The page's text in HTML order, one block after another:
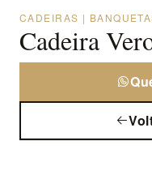
CADEIRAS |
Cadeira